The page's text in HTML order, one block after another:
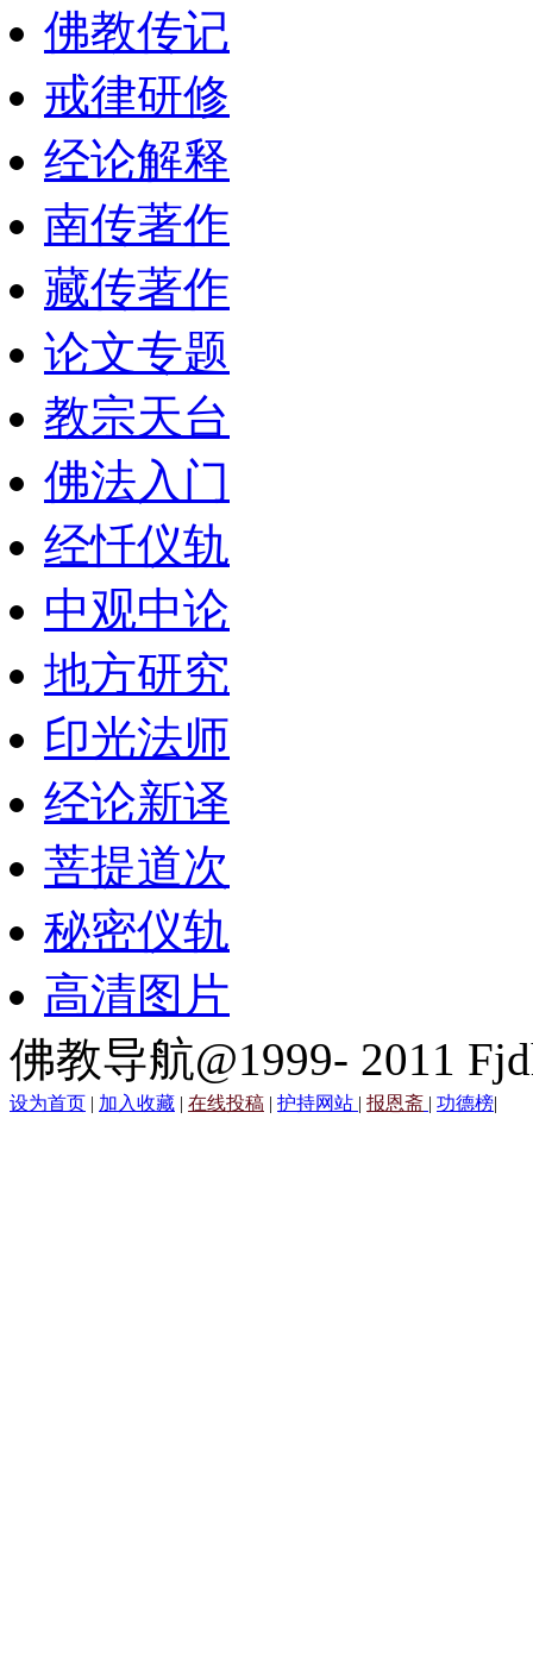
佛教传记
戒律研修
经论解释
南传著作
藏传著作
论文专题
教宗天台
佛法入门
经忏仪轨
中观中论
地方研究
印光法师
经论新译
菩提道次
秘密仪轨
高清图片
佛教导航@1999- 2011
设为首页 | 加入收藏 | 在线投稿 | 护持网站 | 报恩斋 | 功德榜|